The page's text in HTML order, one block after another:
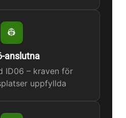
👷
anslutna
ID06 – kraven för
uppfyllda